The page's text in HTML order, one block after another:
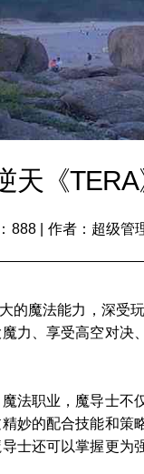
天《
888 作者：超级管
的魔法能力，深受
力、享受高空对
法职业，魔导士
妙的配合技能和
士还可以掌握更